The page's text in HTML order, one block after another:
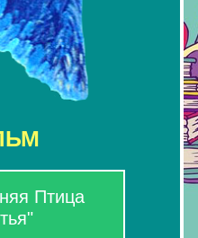
Птица